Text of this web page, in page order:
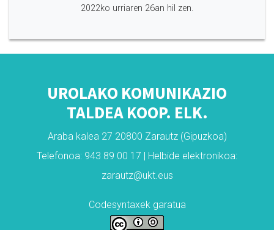
2022ko urriaren 26an hil zen.
UROLAKO KOMUNIKAZIO
TALDEA KOOP. ELK.
Araba kalea 27 20800 Zarautz (Gipuzkoa)
Telefonoa: 943 89 00 17 | Helbide elektronikoa:
zarautz@ukt.eus
Codesyntaxek garatua